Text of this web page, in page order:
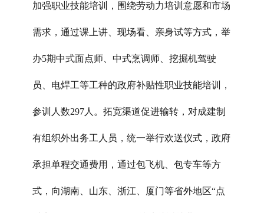
加强职业技能培训，围绕劳动力培训意愿和市场
需求，通过课上讲、现场看、亲身试等方式，举
办5期中式面点师、中式烹调师、挖掘机驾驶
员、电焊工等工种的政府补贴性职业技能培训，
参训人数297人。拓宽渠道促进输转，对成建制
有组织外出务工人员，统一举行欢送仪式，政府
承担单程交通费用，通过包飞机、包专车等方
式，向湖南、山东、浙江、厦门等省外地区“点